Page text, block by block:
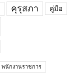
คุรุสภา คู่มือ
พนักงานราชการ